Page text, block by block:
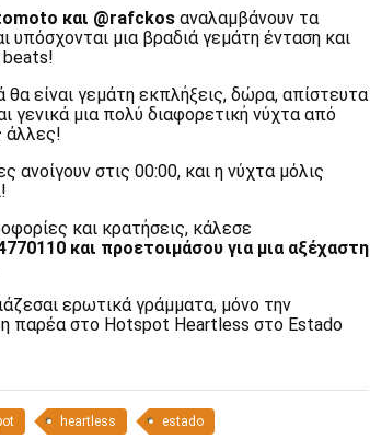
και @rafckos αναλαμβάνουν τα
υπόσχονται μια βραδιά γεμάτη ένταση και
beats!
θα είναι γεμάτη εκπλήξεις, δώρα, απίστευτα
γενικά μια πολύ διαφορετική νύχτα από
άλλες!
ανοίγουν στις 00:00, και η νύχτα μόλις
και κρατήσεις, κάλεσε
και προετοιμάσου για μια αξέχαστη
ερωτικά γράμματα, μόνο την
παρέα στο Hotspot Heartless στο Estado
heartless estado